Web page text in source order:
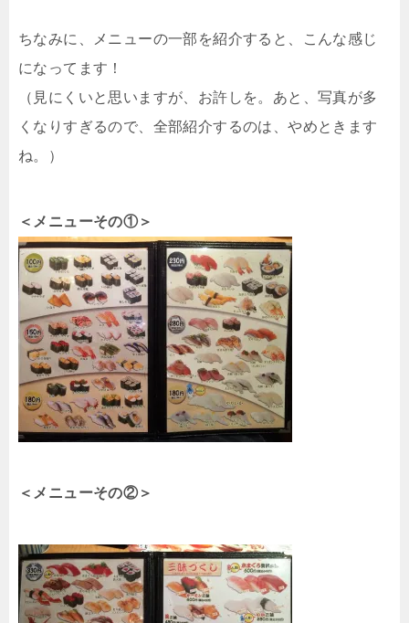
ちなみに、メニューの一部を紹介すると、こんな感じ
になってます！
（見にくいと思いますが、お許しを。あと、写真が多
くなりすぎるので、全部紹介するのは、やめときます
ね。）
＜メニューその①＞
＜メニューその②＞